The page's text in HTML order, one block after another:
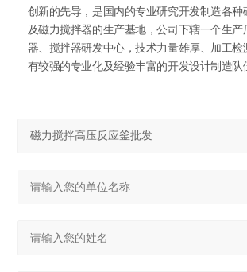
创新的先导，是国内的专业研究开发制造各种
及磁力搅拌器的生产基地，公司下辖一个生产
器、搅拌器研发中心，技术力量雄厚、加工检
有较强的专业化及经验丰富的开发设计制造队